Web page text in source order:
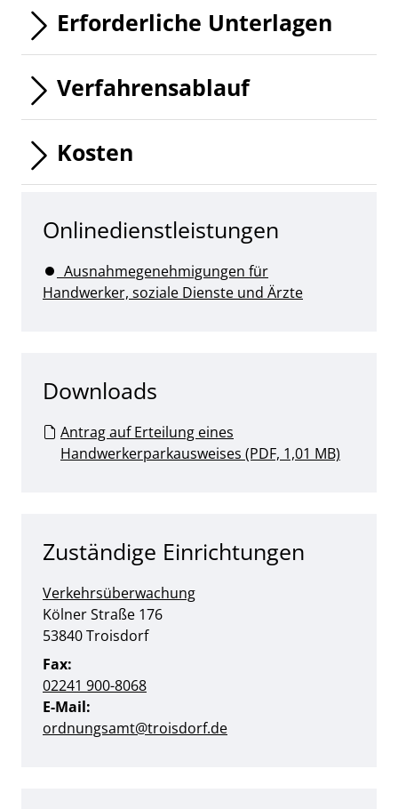
Erforderliche Unterlagen
Verfahrensablauf
Kosten
Onlinedienstleistungen
Ausnahmegenehmigungen für
Handwerker, soziale Dienste und Ärzte
Downloads
Antrag auf Erteilung eines
Handwerkerparkausweises (PDF, 1,01 MB)
Zuständige Einrichtungen
Verkehrsüberwachung
Straße:
Kölner Straße Hausnummer:
176
PLZ:
53840Ort:
Troisdorf
Fax:
02241 900-8068
E-Mail:
ordnungsamt@troisdorf.de